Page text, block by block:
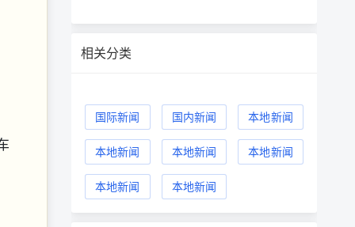
相关分类
国际新闻 国内新闻 本地新闻
本地新闻 本地新闻 本地新闻
本地新闻 本地新闻